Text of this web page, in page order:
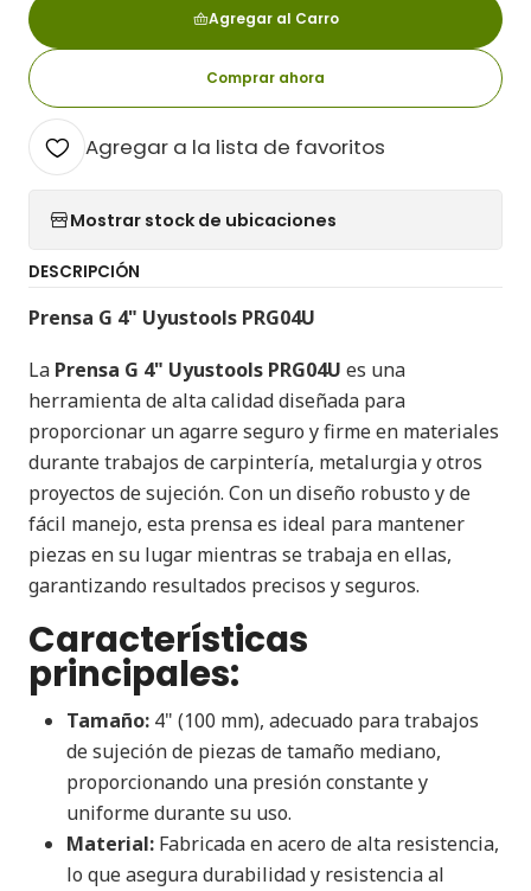
Agregar al Carro
Comprar ahora
Agregar a la lista de favoritos
Mostrar stock de ubicaciones
DESCRIPCIÓN
Prensa G 4" Uyustools PRG04U
La Prensa G 4" Uyustools PRG04U es una
herramienta de alta calidad diseñada para
proporcionar un agarre seguro y firme en materiales
durante trabajos de carpintería, metalurgia y otros
proyectos de sujeción. Con un diseño robusto y de
fácil manejo, esta prensa es ideal para mantener
piezas en su lugar mientras se trabaja en ellas,
garantizando resultados precisos y seguros.
Características
principales:
Tamaño: 4" (100 mm), adecuado para trabajos
de sujeción de piezas de tamaño mediano,
proporcionando una presión constante y
uniforme durante su uso.
Material: Fabricada en acero de alta resistencia,
lo que asegura durabilidad y resistencia al